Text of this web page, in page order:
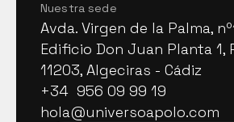
Nuestra sede
Avda. Virgen de la Palma,
Avda. Virgen de la Palma, nº1
Edificio Don Juan Planta 1,
Edificio Don Juan Planta 1,
11203, Algeciras - Cádiz
11203, Algeciras - Cádiz
+34  956 09 99 19
+34  956 09 99 19
hola@universoapolo.com